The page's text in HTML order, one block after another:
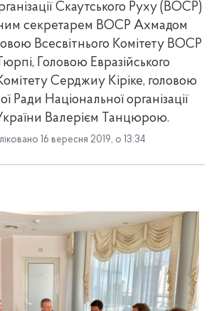
Скаутського Руху (ВОСР)
секретарем ВОСР Ахмадом
Всесвітнього Комітету ВОСР
Головою Евразійського
Серджиу Кіріке, головою
Ради Національної організації
Валерієм Танцюрою.
16 вересня 2019, о 13:34